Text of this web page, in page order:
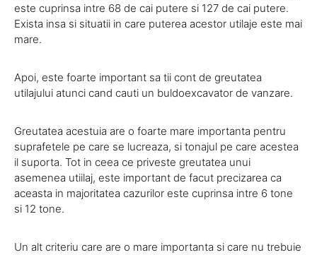
este cuprinsa intre 68 de cai putere si 127 de cai putere.
Exista insa si situatii in care puterea acestor utilaje este mai
mare.
Apoi, este foarte important sa tii cont de greutatea
utilajului atunci cand cauti un buldoexcavator de vanzare.
Greutatea acestuia are o foarte mare importanta pentru
suprafetele pe care se lucreaza, si tonajul pe care acestea
il suporta. Tot in ceea ce priveste greutatea unui
asemenea utiilaj, este important de facut precizarea ca
aceasta in majoritatea cazurilor este cuprinsa intre 6 tone
si 12 tone.
Un alt criteriu care are o mare importanta si care nu trebuie